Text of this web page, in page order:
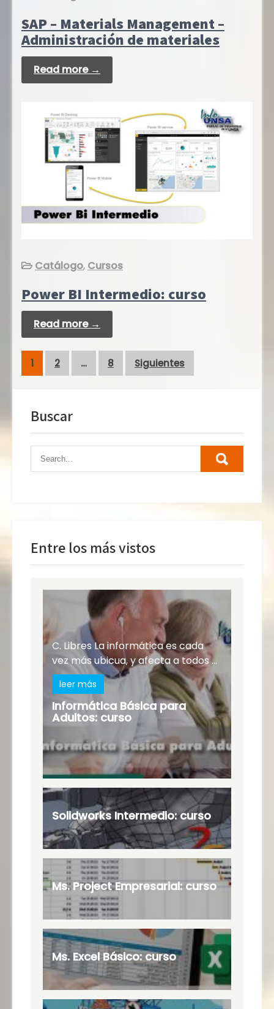
SAP – Materials Management –
Administración de materiales
Read more →
Catálogo, Cursos
Power BI Intermedio: curso
Read more →
Navegación
entradas
1 2 … 8 Siguientes
Buscar
Entre los más vistos
C. Libres La informática es cada
vez más ubicua, y afecta a todos ...
leer más
Informática Básica para
Adultos: curso
Solidworks Intermedio: curso
Ms. Project Empresarial: curso
Ms. Excel Básico: curso